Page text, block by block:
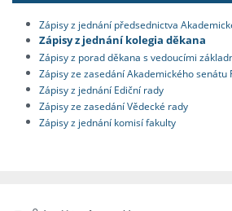
Zápisy z jednání předsednictva
Zápisy z jednání kolegia děkana
Zápisy z porad děkana s vedoucími
Zápisy ze zasedání Akademického senátu
Zápisy z jednání Ediční rady
Zápisy ze zasedání Vědecké rady
Zápisy z jednání komisí fakulty